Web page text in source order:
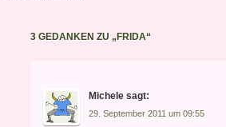
3 GEDANKEN ZU „ FRIDA“
Michele sagt:
29. September 2011 um 09:55